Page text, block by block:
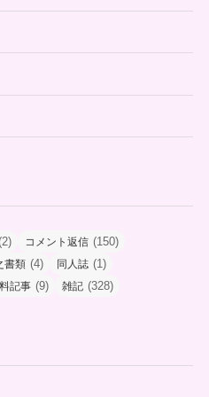
コメント返信 (150)
書類 (4) 同人誌 (1)
記事 (9) 雑記 (328)